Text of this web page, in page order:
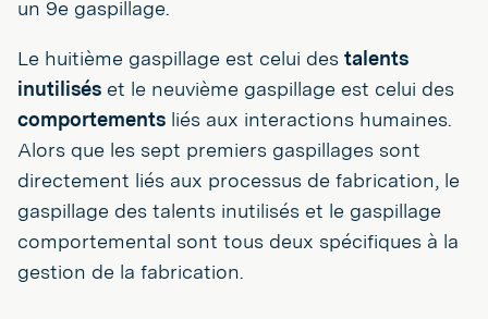
un 9e gaspillage.
Le huitième gaspillage est celui des talents
inutilisés et le neuvième gaspillage est celui des
comportements liés aux interactions humaines.
Alors que les sept premiers gaspillages sont
directement liés aux processus de fabrication, le
gaspillage des talents inutilisés et le gaspillage
comportemental sont tous deux spécifiques à la
gestion de la fabrication.